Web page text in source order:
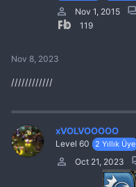
Nov 1, 2015
119
Nov 8, 2023
////////////
xVOLVOOOOO
Level 60 2 Yıllık Üye
Oct 21, 2023